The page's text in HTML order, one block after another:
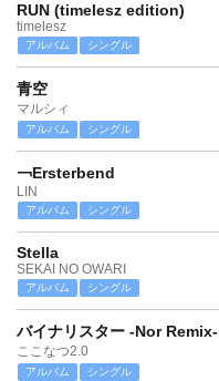
RUN (timelesz edition)
timelesz
アルバム シングル
青空
マルシィ
アルバム シングル
￢Ersterbend
LIN
アルバム シングル
Stella
SEKAI NO OWARI
アルバム シングル
バイナリスター -Nor Remix-
ここなつ2.0
アルバム シングル